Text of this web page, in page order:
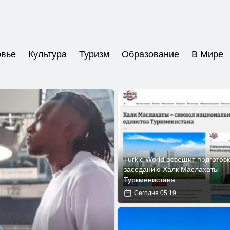
Культура Туризм Образование В Мире
Turkic World освещит
заседанию Халк Маслахаты
Туркменистана
Сегодня 05:19